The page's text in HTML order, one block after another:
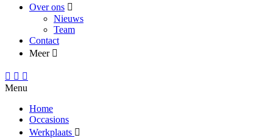
Over ons
Nieuws
Team
Contact
Meer
Menu
Home
Occasions
Werkplaats